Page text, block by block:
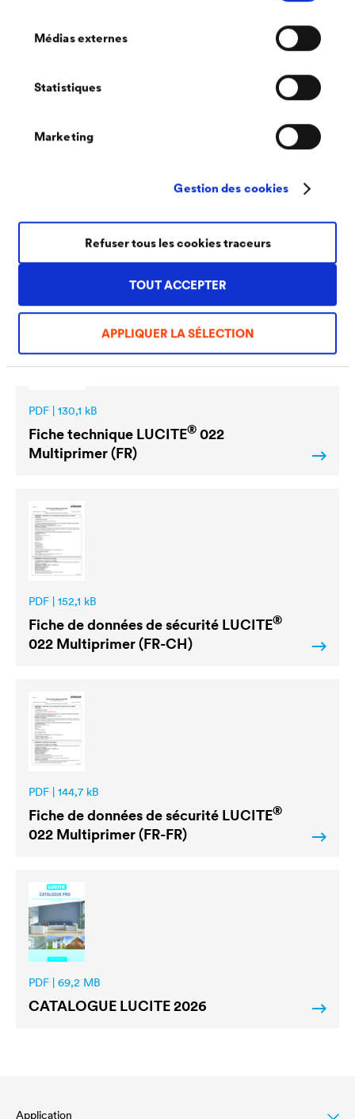
Sélectionnez les cookies que vous souhaitez
Médias externes
Statistiques
Marketing
Gestion des cookies
TOUT ACCEPTER
APPLIQUER LA SÉLECTION
Refuser tous les cookies traceurs
PDF | 130,1 kB
Fiche techniqueLUCITE®022
Multiprimer (FR)
PDF | 130,1 kB
Fiche technique LUCITE® 022
Multiprimer (FR)
PDF | 152,1 kB
Fiche de données de sécurité LUCITE®
022 Multiprimer (FR-CH)
PDF | 144,7 kB
Fiche de données de sécurité LUCITE®
022 Multiprimer (FR-FR)
PDF | 69,2 MB
CATALOGUE LUCITE2026
Application